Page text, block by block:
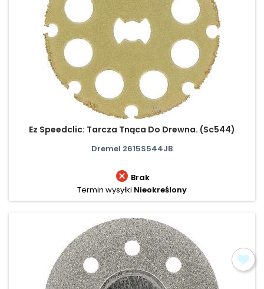
Ez Speedclic: Tarcza Tnąca Do Drewna. (Sc544)
Dremel 2615S544JB
 Brak
Termin wysyłki Nieokreślony